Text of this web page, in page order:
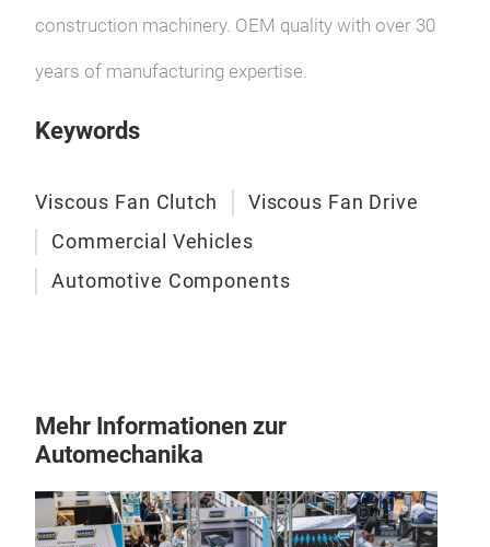
construction machinery. OEM quality with over 30
years of manufacturing expertise.
Keywords
Viscous Fan Clutch
Viscous Fan Drive
Commercial Vehicles
Automotive Components
Mehr Informationen zur
Automechanika